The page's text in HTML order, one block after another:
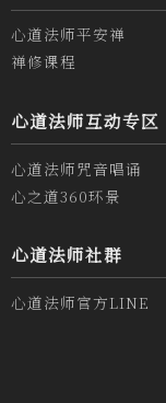
心道法师平安禅
禅修课程
心道法师互动专区
心道法师咒音唱诵
心之道360环景
心道法师社群
心道法师官方LINE